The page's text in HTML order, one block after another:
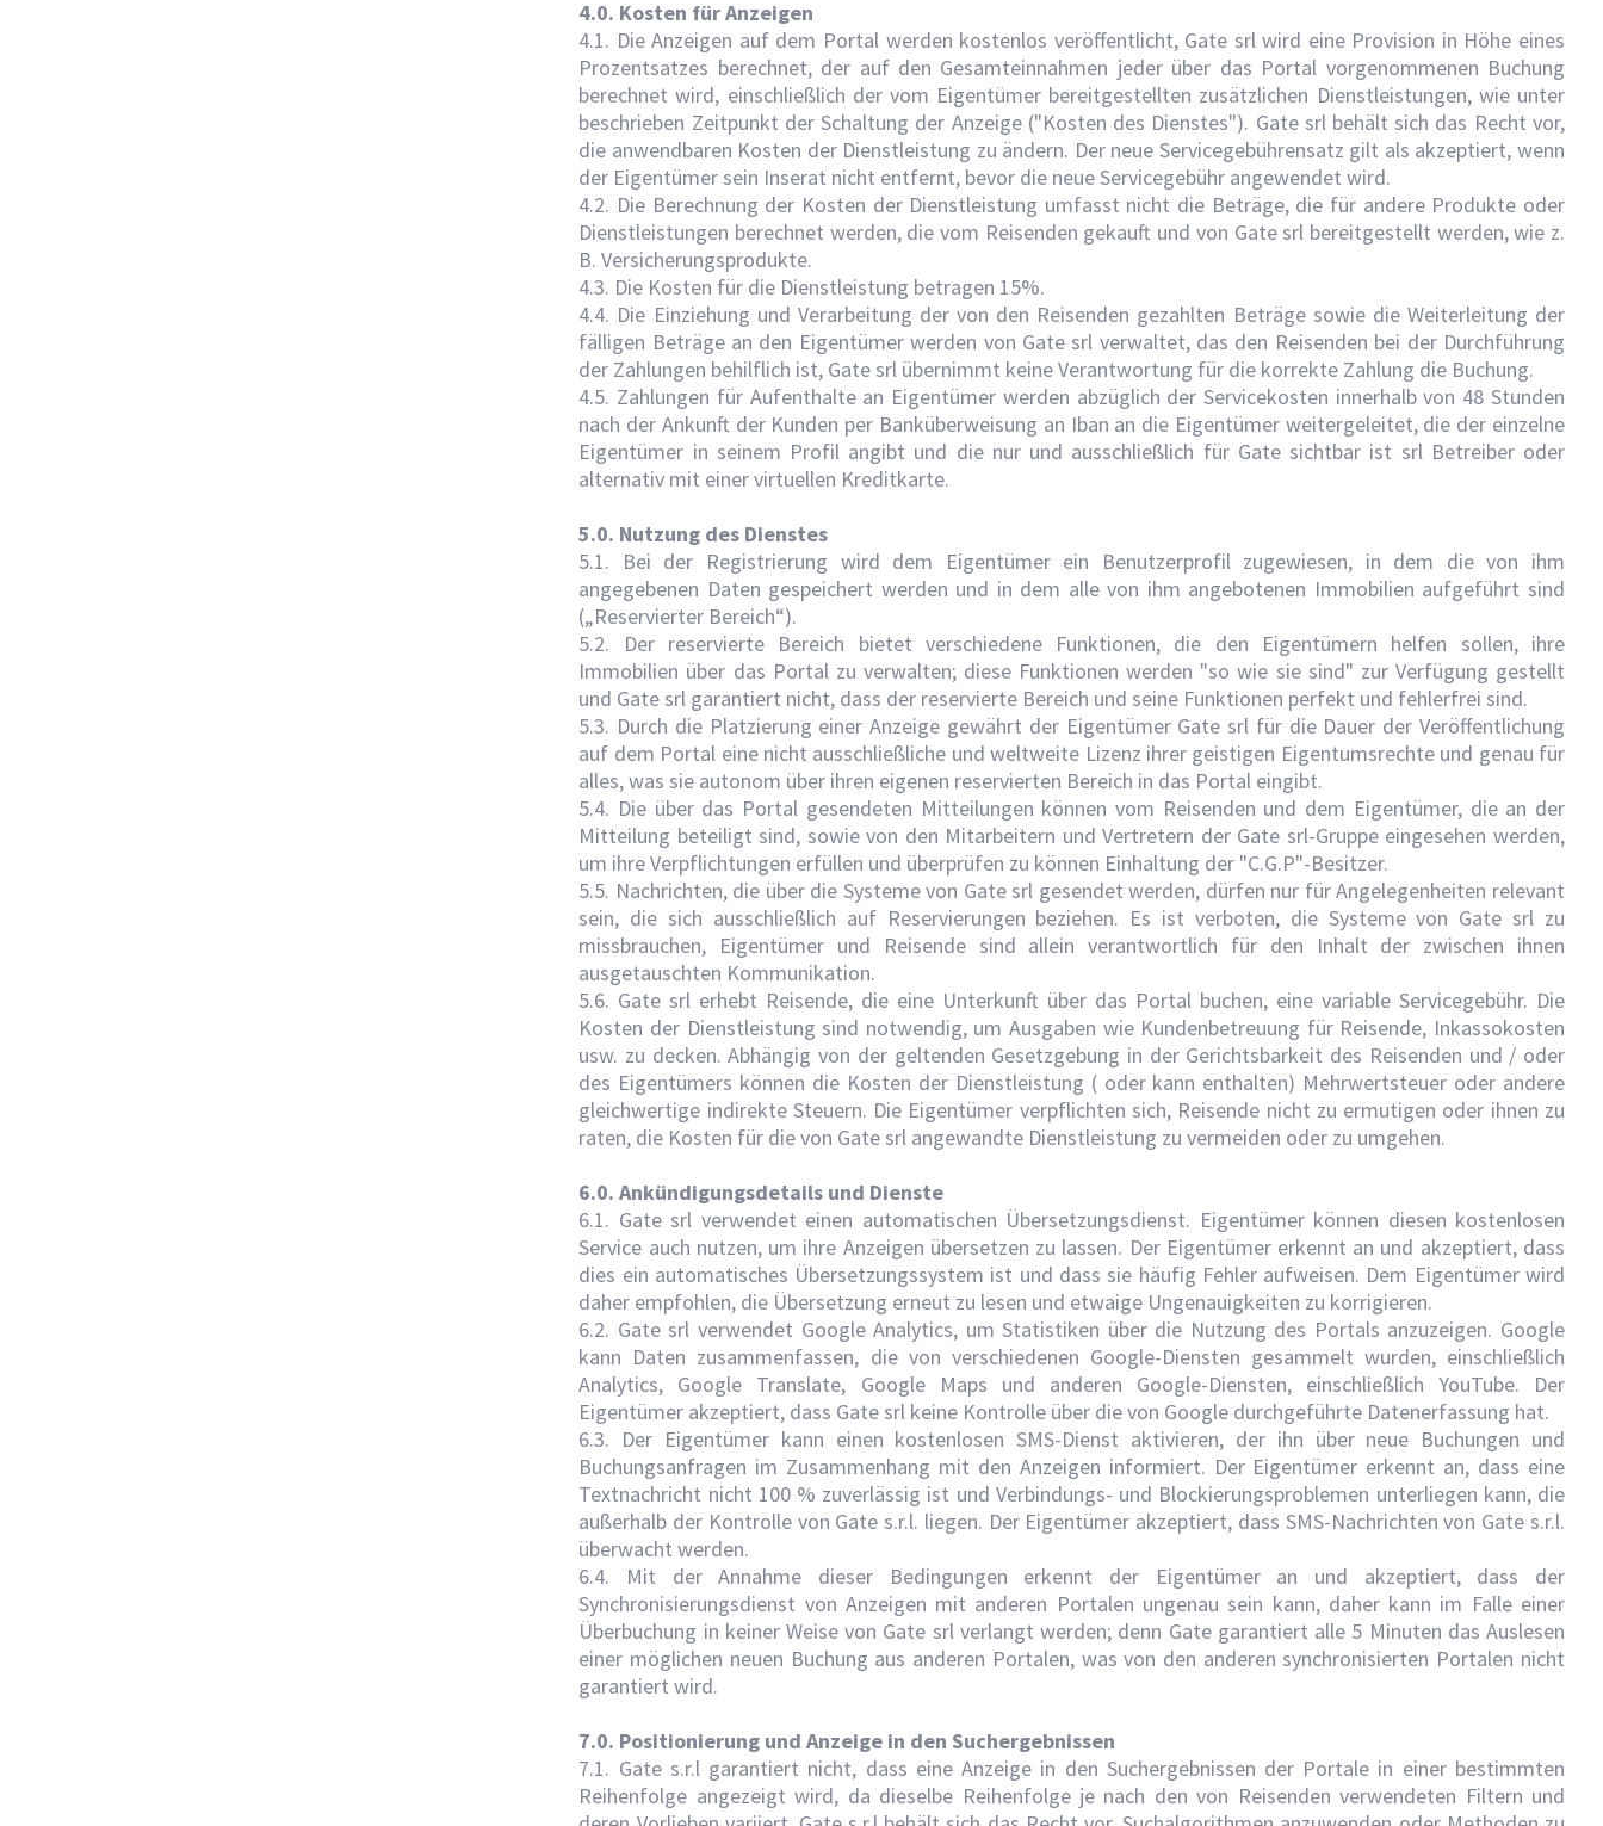
4.0. Kosten für Anzeigen
4.1. Die Anzeigen auf dem Portal werden kostenlos veröffentlicht, Gate srl wird eine Provision in Höhe eines
Prozentsatzes berechnet, der auf den Gesamteinnahmen jeder über das Portal vorgenommenen Buchung
berechnet wird, einschließlich der vom Eigentümer bereitgestellten zusätzlichen Dienstleistungen, wie unter
beschrieben Zeitpunkt der Schaltung der Anzeige ("Kosten des Dienstes"). Gate srl behält sich das Recht vor,
die anwendbaren Kosten der Dienstleistung zu ändern. Der neue Servicegebührensatz gilt als akzeptiert, wenn
der Eigentümer sein Inserat nicht entfernt, bevor die neue Servicegebühr angewendet wird.
4.2. Die Berechnung der Kosten der Dienstleistung umfasst nicht die Beträge, die für andere Produkte oder
Dienstleistungen berechnet werden, die vom Reisenden gekauft und von Gate srl bereitgestellt werden, wie z.
B. Versicherungsprodukte.
4.3. Die Kosten für die Dienstleistung betragen 15%.
4.4. Die Einziehung und Verarbeitung der von den Reisenden gezahlten Beträge sowie die Weiterleitung der
fälligen Beträge an den Eigentümer werden von Gate srl verwaltet, das den Reisenden bei der Durchführung
der Zahlungen behilflich ist, Gate srl übernimmt keine Verantwortung für die korrekte Zahlung die Buchung.
4.5. Zahlungen für Aufenthalte an Eigentümer werden abzüglich der Servicekosten innerhalb von 48 Stunden
nach der Ankunft der Kunden per Banküberweisung an Iban an die Eigentümer weitergeleitet, die der einzelne
Eigentümer in seinem Profil angibt und die nur und ausschließlich für Gate sichtbar ist srl Betreiber oder
alternativ mit einer virtuellen Kreditkarte.
5.0. Nutzung des Dienstes
5.1. Bei der Registrierung wird dem Eigentümer ein Benutzerprofil zugewiesen, in dem die von ihm
angegebenen Daten gespeichert werden und in dem alle von ihm angebotenen Immobilien aufgeführt sind
(„Reservierter Bereich“).
5.2. Der reservierte Bereich bietet verschiedene Funktionen, die den Eigentümern helfen sollen, ihre
Immobilien über das Portal zu verwalten; diese Funktionen werden "so wie sie sind" zur Verfügung gestellt
und Gate srl garantiert nicht, dass der reservierte Bereich und seine Funktionen perfekt und fehlerfrei sind.
5.3. Durch die Platzierung einer Anzeige gewährt der Eigentümer Gate srl für die Dauer der Veröffentlichung
auf dem Portal eine nicht ausschließliche und weltweite Lizenz ihrer geistigen Eigentumsrechte und genau für
alles, was sie autonom über ihren eigenen reservierten Bereich in das Portal eingibt.
5.4. Die über das Portal gesendeten Mitteilungen können vom Reisenden und dem Eigentümer, die an der
Mitteilung beteiligt sind, sowie von den Mitarbeitern und Vertretern der Gate srl-Gruppe eingesehen werden,
um ihre Verpflichtungen erfüllen und überprüfen zu können Einhaltung der "C.G.P"-Besitzer.
5.5. Nachrichten, die über die Systeme von Gate srl gesendet werden, dürfen nur für Angelegenheiten relevant
sein, die sich ausschließlich auf Reservierungen beziehen. Es ist verboten, die Systeme von Gate srl zu
missbrauchen, Eigentümer und Reisende sind allein verantwortlich für den Inhalt der zwischen ihnen
ausgetauschten Kommunikation.
5.6. Gate srl erhebt Reisende, die eine Unterkunft über das Portal buchen, eine variable Servicegebühr. Die
Kosten der Dienstleistung sind notwendig, um Ausgaben wie Kundenbetreuung für Reisende, Inkassokosten
usw. zu decken. Abhängig von der geltenden Gesetzgebung in der Gerichtsbarkeit des Reisenden und / oder
des Eigentümers können die Kosten der Dienstleistung ( oder kann enthalten) Mehrwertsteuer oder andere
gleichwertige indirekte Steuern. Die Eigentümer verpflichten sich, Reisende nicht zu ermutigen oder ihnen zu
raten, die Kosten für die von Gate srl angewandte Dienstleistung zu vermeiden oder zu umgehen.
6.0. Ankündigungsdetails und Dienste
6.1. Gate srl verwendet einen automatischen Übersetzungsdienst. Eigentümer können diesen kostenlosen
Service auch nutzen, um ihre Anzeigen übersetzen zu lassen. Der Eigentümer erkennt an und akzeptiert, dass
dies ein automatisches Übersetzungssystem ist und dass sie häufig Fehler aufweisen. Dem Eigentümer wird
daher empfohlen, die Übersetzung erneut zu lesen und etwaige Ungenauigkeiten zu korrigieren.
6.2. Gate srl verwendet Google Analytics, um Statistiken über die Nutzung des Portals anzuzeigen. Google
kann Daten zusammenfassen, die von verschiedenen Google-Diensten gesammelt wurden, einschließlich
Analytics, Google Translate, Google Maps und anderen Google-Diensten, einschließlich YouTube. Der
Eigentümer akzeptiert, dass Gate srl keine Kontrolle über die von Google durchgeführte Datenerfassung hat.
6.3. Der Eigentümer kann einen kostenlosen SMS-Dienst aktivieren, der ihn über neue Buchungen und
Buchungsanfragen im Zusammenhang mit den Anzeigen informiert. Der Eigentümer erkennt an, dass eine
Textnachricht nicht 100 % zuverlässig ist und Verbindungs- und Blockierungsproblemen unterliegen kann, die
außerhalb der Kontrolle von Gate s.r.l. liegen. Der Eigentümer akzeptiert, dass SMS-Nachrichten von Gate s.r.l.
überwacht werden.
6.4. Mit der Annahme dieser Bedingungen erkennt der Eigentümer an und akzeptiert, dass der
Synchronisierungsdienst von Anzeigen mit anderen Portalen ungenau sein kann, daher kann im Falle einer
Überbuchung in keiner Weise von Gate srl verlangt werden; denn Gate garantiert alle 5 Minuten das Auslesen
einer möglichen neuen Buchung aus anderen Portalen, was von den anderen synchronisierten Portalen nicht
garantiert wird.
7.0. Positionierung und Anzeige in den Suchergebnissen
7.1. Gate s.r.l garantiert nicht, dass eine Anzeige in den Suchergebnissen der Portale in einer bestimmten
Reihenfolge angezeigt wird, da dieselbe Reihenfolge je nach den von Reisenden verwendeten Filtern und